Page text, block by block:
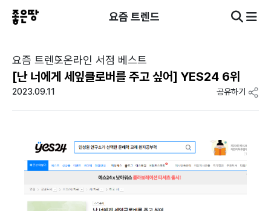
요즘 트렌드
요즘 트렌드온라인 서점 베스트
[난 너에게 세잎클로버를 주고 싶어] YES24 6위
2023.09.11 공유하기